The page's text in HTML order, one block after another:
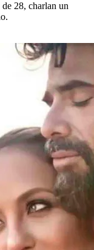
28, charlan un